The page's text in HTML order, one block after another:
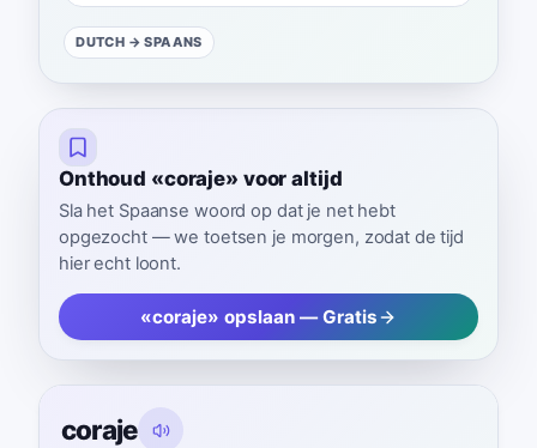
DUTCH → SPAANS
Onthoud «coraje» voor altijd
Sla het Spaanse woord op dat je net hebt
opgezocht — we toetsen je morgen, zodat de tijd
hier echt loont.
«coraje» opslaan — Gratis
coraje